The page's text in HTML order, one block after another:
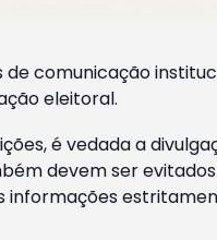
de comunicação
eleitoral.
é vedada a
devem ser